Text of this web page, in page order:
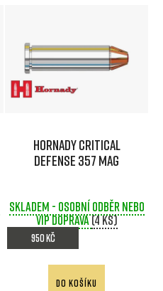
Hornady Critical
Defense 357 MAG
Skladem - osobní odběr nebo
VIP doprava(4 ks)
950 Kč
DO KOŠÍKU